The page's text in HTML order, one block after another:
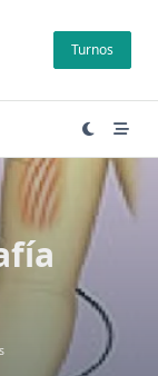
Turnos
En
Electromiografía